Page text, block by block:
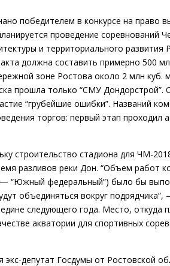
победителем в конкурсе на право
проведение соревнований
и территориального развития
должна составить примерно 500
зоне Ростова около 2 млн куб.
прошла только “СМУ Дондорстрой”.
“грубейшие ошибки”. Названий
торгов: первый этап проходил
строительство стадиона для ЧМ-
разливов реки Дон. “Объем работ
— “Южный федеральный”) было бы
объединяться вокруг
следующего года. Место, откуда
акватории для спортивных
депутат Госдумы от Ростовской